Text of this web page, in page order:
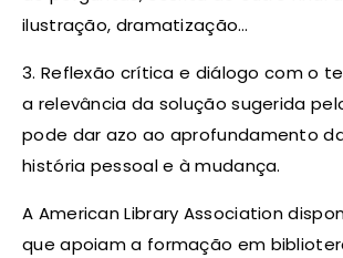
ilustração, dramatização…
3. Reflexão crítica e diálogo com o
a relevância da solução sugerida
pode dar azo ao aprofundamento
história pessoal e à mudança.
A American Library Association
que apoiam a formação em